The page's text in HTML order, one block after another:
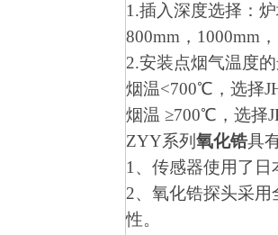
1.插入深度选择：
800mm，1000mm
2.安装点烟气温度
烟温<700℃，选择
烟温 ≥700℃，选择
ZYY系列 氧化锆具
1、传感器使用了
2、氧化锆探头采
性。